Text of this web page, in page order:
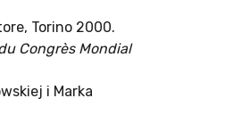
Torino 2000.
Congrès Mondial
i Marka